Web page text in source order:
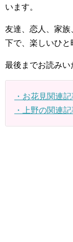
います。
友達、恋人、家
下で、楽しいひと
最後までお読み
・お花見関連
・上野の関連